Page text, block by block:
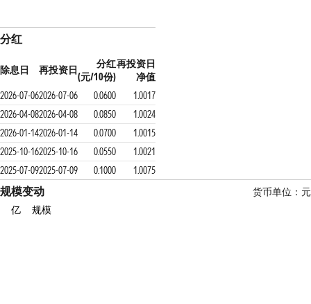
分红
除息日 再投资日
分红
(元/10份)
再投资日
净值
2026-07-062026-07-06 0.0600
1.0017
2026-04-082026-04-08 0.0850
1.0024
2026-01-142026-01-14 0.0700
1.0015
2025-10-162025-10-16 0.0550
1.0021
2025-07-092025-07-09 0.1000 1.0075
规模变动
货币单位：元
亿
规模